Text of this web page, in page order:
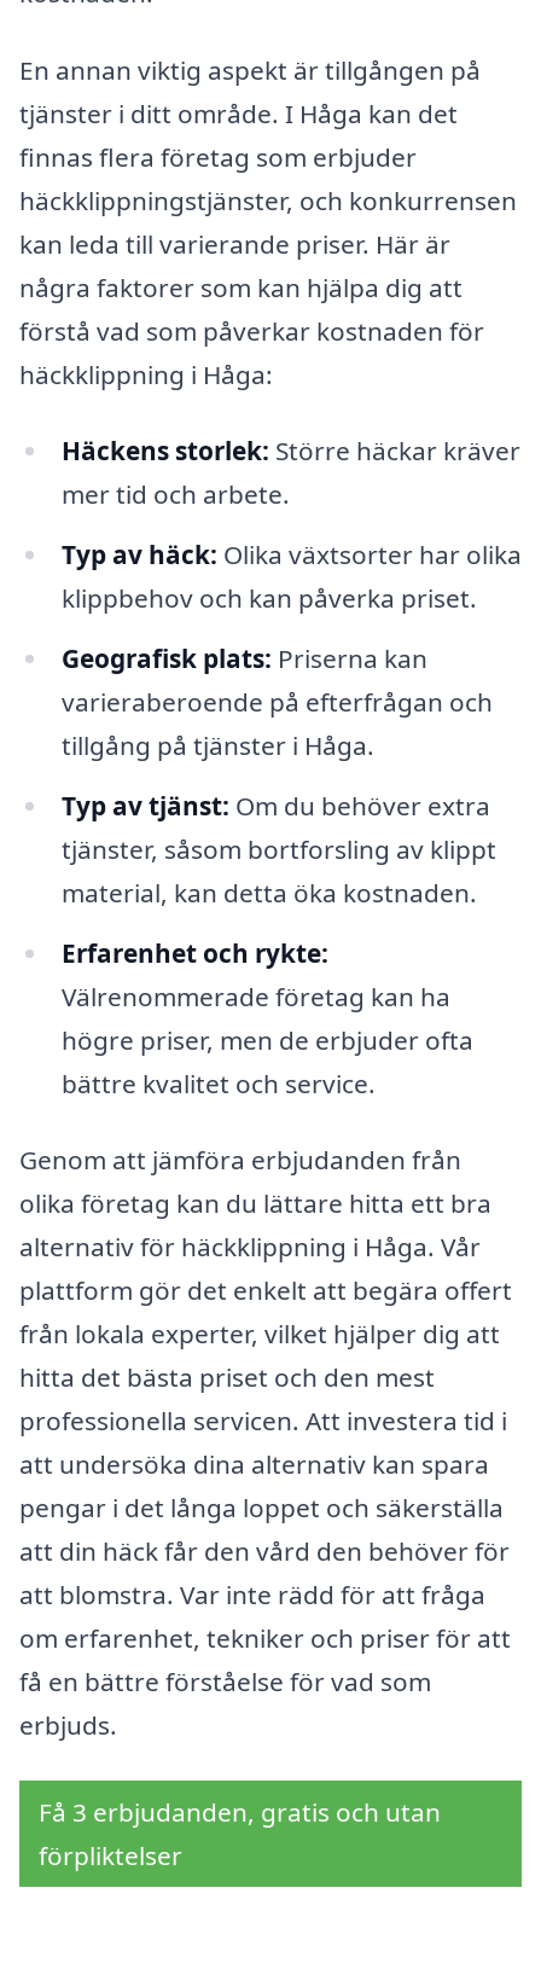
En annan viktig aspekt är tillgången på
tjänster i ditt område. I Håga kan det
finnas flera företag som erbjuder
häckklippningstjänster, och konkurrensen
kan leda till varierande priser. Här är
några faktorer som kan hjälpa dig att
förstå vad som påverkar kostnaden för
häckklippning i Håga:
Häckens storlek: Större häckar kräver
mer tid och arbete.
Typ av häck: Olika växtsorter har olika
klippbehov och kan påverka priset.
Geografisk plats: Priserna kan
varieraberoende på efterfrågan och
tillgång på tjänster i Håga.
Typ av tjänst: Om du behöver extra
tjänster, såsom bortforsling av klippt
material, kan detta öka kostnaden.
Erfarenhet och rykte:
Välrenommerade företag kan ha
högre priser, men de erbjuder ofta
bättre kvalitet och service.
Genom att jämföra erbjudanden från
olika företag kan du lättare hitta ett bra
alternativ för häckklippning i Håga. Vår
plattform gör det enkelt att begära offert
från lokala experter, vilket hjälper dig att
hitta det bästa priset och den mest
professionella servicen. Att investera tid i
att undersöka dina alternativ kan spara
pengar i det långa loppet och säkerställa
att din häck får den vård den behöver för
att blomstra. Var inte rädd för att fråga
om erfarenhet, tekniker och priser för att
få en bättre förståelse för vad som
erbjuds.
Få 3 erbjudanden, gratis och utan
förpliktelser